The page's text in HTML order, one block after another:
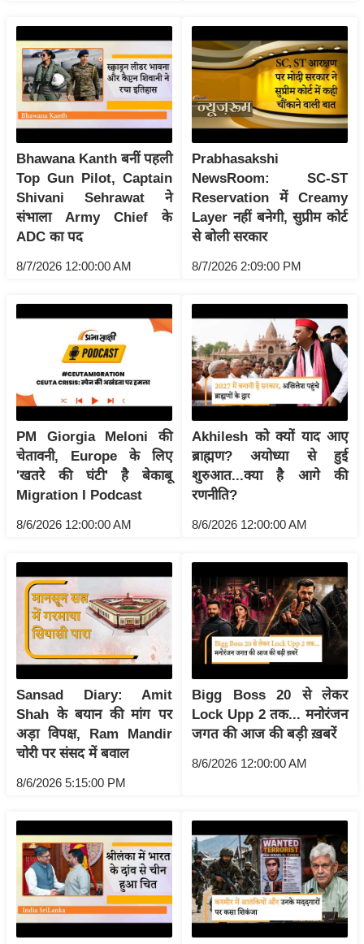
स्खे
प
र्य
ट
न
स्थ
ल
फि
ट
स
त्रा
न
शि
प
रा
ज
ति
वि
श्ले
स
म
सा
म
यि
क
मा
भू
मि
स्तं
भ
ए
म
Bhawana Kanth बनीं पहली
Top Gun Pilot, Captain
Shivani Sehrawat ने
संभाला Army Chief के
ADC का पद
8/7/2026 12:00:00 AM
Prabhasakshi
NewsRoom: SC-ST
Reservation में Creamy
Layer नहीं बनेगी, सुप्रीम कोर्ट
से बोली सरकार
8/7/2026 2:09:00 PM
PM Giorgia Meloni की
चेतावनी, Europe के लिए
'खतरे की घंटी' है बेकाबू
Migration I Podcast
8/6/2026 12:00:00 AM
Akhilesh को क्यों याद आए
ब्राह्मण? अयोध्या से हुई
शुरुआत...क्या है आगे की
रणनीति?
8/6/2026 12:00:00 AM
Sansad Diary: Amit
Shah के बयान की मांग पर
अड़ा विपक्ष, Ram Mandir
चोरी पर संसद में बवाल
8/6/2026 5:15:00 PM
Bigg Boss 20 से लेकर
Lock Upp 2 तक... मनोरंजन
जगत की आज की बड़ी ख़बरें
8/6/2026 12:00:00 AM